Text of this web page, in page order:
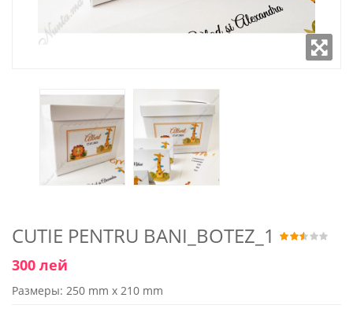
CUTIE PENTRU BANI_BOTEZ_1
300 лей
Размеры: 250 mm x 210 mm